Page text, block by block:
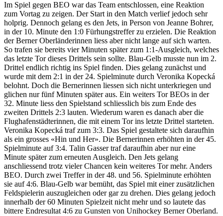
Im Spiel gegen BEO war das Team entschlossen, eine Reaktion
zum Vortag zu zeigen. Der Start in den Match verlief jedoch sehr
holprig. Dennoch gelang es den Jets, in Person von Jeanne Bohrer,
in der 10. Minute den 1:0 Fürhungstreffer zu erzielen. Die Reaktion
der Berner Oberländerinnen liess aber nicht lange auf sich warten.
So trafen sie bereits vier Minuten später zum 1:1-Ausgleich, welches
das letzte Tor dieses Drittels sein sollte. Blau-Gelb musste nun im 2.
Drittel endlich richtig ins Spiel finden. Dies gelang zunächst und
wurde mit dem 2:1 in der 24. Spielminute durch Veronika Kopecká
belohnt. Doch die Bernerinnen liessen sich nicht unterkriegen und
glichen nur fünf Minuten später aus. Ein weiters Tor BEOs in der
32. Minute liess den Spielstand schliesslich bis zum Ende des
zweiten Drittels 2:3 lauten. Wiederum waren es danach aber die
Flughafenstädterinnen, die mit einem Tor ins letzte Drittel starteten.
Veronika Kopecká traf zum 3:3. Das Spiel gestaltete sich daraufhin
als ein grosses «Hin und Her». Die Bernerinnen erhöhten in der 45.
Spielminute auf 3:4. Talin Gasser traf daraufhin aber nur eine
Minute später zum erneuten Ausgleich. Den Jets gelang
anschliessend trotz vieler Chancen kein weiteres Tor mehr. Anders
BEO. Durch zwei Treffer in der 48. und 56. Spielminute erhöhten
sie auf 4:6. Blau-Gelb war bemüht, das Spiel mit einer zusätzlichen
Feldspielerin auszugleichen oder gar zu drehen. Dies gelang jedoch
innerhalb der 60 Minuten Spielzeit nicht mehr und so lautete das
bittere Endresultat 4:6 zu Gunsten von Unihockey Berner Oberland.